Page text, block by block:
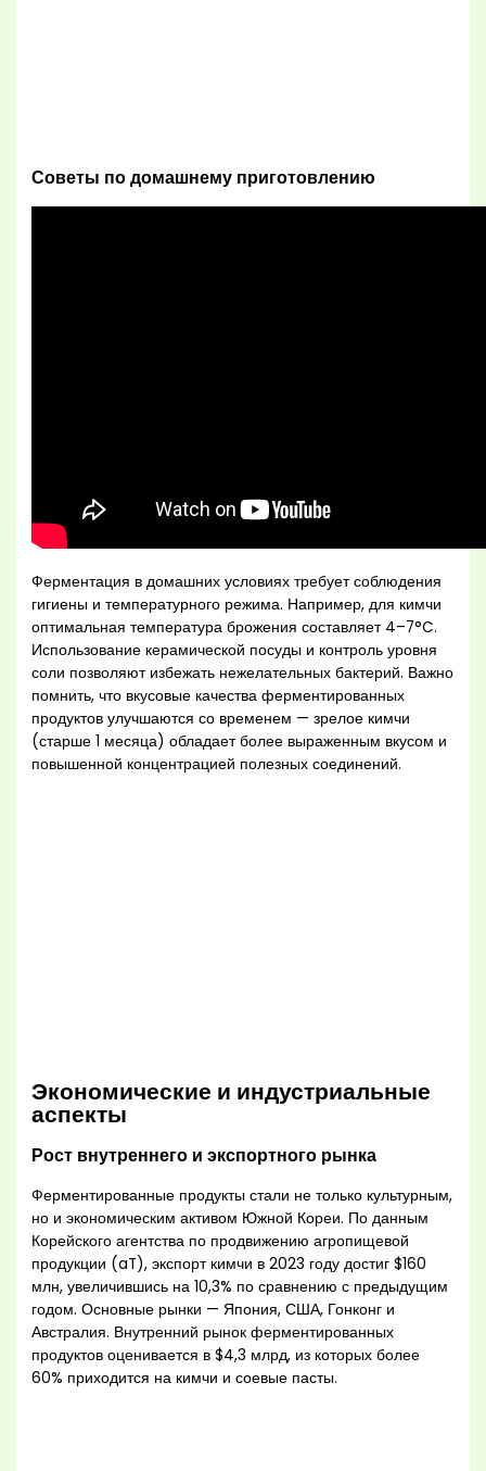
Советы по домашнему приготовлению
Ферментация в домашних условиях требует соблюдения
гигиены и температурного режима. Например, для кимчи
оптимальная температура брожения составляет 4–7°C.
Использование керамической посуды и контроль уровня
соли позволяют избежать нежелательных бактерий. Важно
помнить, что вкусовые качества ферментированных
продуктов улучшаются со временем — зрелое кимчи
(старше 1 месяца) обладает более выраженным вкусом и
повышенной концентрацией полезных соединений.
Экономические и индустриальные
аспекты
Рост внутреннего и экспортного рынка
Ферментированные продукты стали не только культурным,
но и экономическим активом Южной Кореи. По данным
Корейского агентства по продвижению агропищевой
продукции (aT), экспорт кимчи в 2023 году достиг $160
млн, увеличившись на 10,3% по сравнению с предыдущим
годом. Основные рынки — Япония, США, Гонконг и
Австралия. Внутренний рынок ферментированных
продуктов оценивается в $4,3 млрд, из которых более
60% приходится на кимчи и соевые пасты.